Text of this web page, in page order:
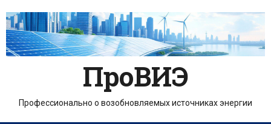
содержимому
ПроВИЭ
Профессионально о возобновляемых источниках энергии